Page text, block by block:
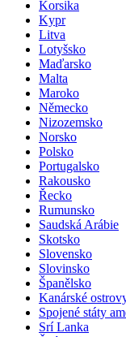
Korsika
Kypr
Litva
Lotyšsko
Maďarsko
Malta
Maroko
Německo
Nizozemsko
Norsko
Polsko
Portugalsko
Rakousko
Řecko
Rumunsko
Saudská Arábie
Skotsko
Slovensko
Slovinsko
Španělsko
Kanárské
Spojené státy
Srí Lanka